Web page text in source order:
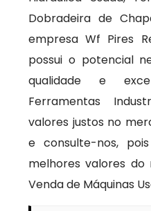
Dobradeira de
empresa Wf Pires
possui o potencial
qualidade e
Ferramentas
valores justos no
e consulte-nos,
melhores valores
Venda de Máquinas